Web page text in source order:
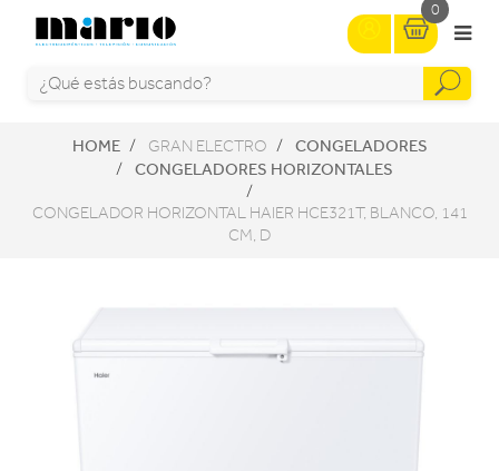
0
HOME GRAN ELECTRO
CONGELADORES
CONGELADORES HORIZONTALES
CONGELADOR HORIZONTAL HAIER HCE321T, BLANCO, 141
CM, D